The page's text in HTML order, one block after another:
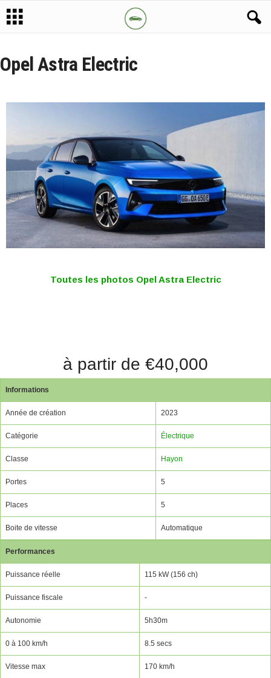
Opel Astra Electric
Toutes les photos Opel Astra Electric
à partir de €40,000
Informations
Année de création 2023
Catégorie Électrique
Classe Hayon
Portes 5
Places 5
Boite de vitesse Automatique
Performances
Puissance réelle 115 kW (156 ch)
Puissance fiscale -
Autonomie 5h30m
0 à 100 km/h 8.5 secs
Vitesse max 170 km/h